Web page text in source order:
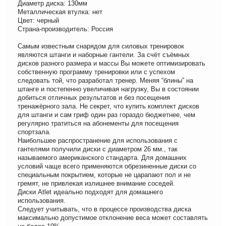
Диаметр диска: 130мм
Металлическая втулка: нет
Цвет: черный
Страна-производитель: Россия
Самым известным снарядом для силовых тренировок
являются штанги и наборные гантели. За счёт съёмных
дисков разного размера и массы Вы можете оптимизировать
собственную программу тренировки или с успехом
следовать той, что разработал тренер. Меняя “блины” на
штанге и постепенно увеличивая нагрузку, Вы в состоянии
добиться отличных результатов и без посещения
тренажёрного зала. Не секрет, что купить комплект дисков
для штанги и сам гриф один раз гораздо бюджетнее, чем
регулярно тратиться на абонементы для посещения
спортзала.
Наибольшее распространение для использования с
гантелями получили диски с диаметром 26 мм., так
называемого американского стандарта. Для домашних
условий чаще всего применяются обрезиненные диски со
специальным покрытием, которые не царапают пол и не
гремят, не привлекая излишнее внимание соседей.
Диски Atlet идеально подходят для домашнего
использования.
Следует учитывать, что в процессе производства диска
максимально допустимое отклонение веса может составлять